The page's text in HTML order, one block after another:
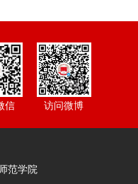
访问微博
信
范学院